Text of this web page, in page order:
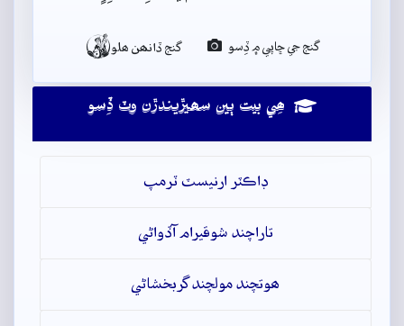
گنج جي ڇاپي ۾ ڏِسو گنج ڏانھن ھلو
ھِي بيت ٻين سھيڙيندڙن وٽ ڏِسو
ڊاڪٽر ارنيسٽ ٽرمپ
تاراچند شوقيرام آڏواڻي
ھوتچند مولچند گربخشاڻي